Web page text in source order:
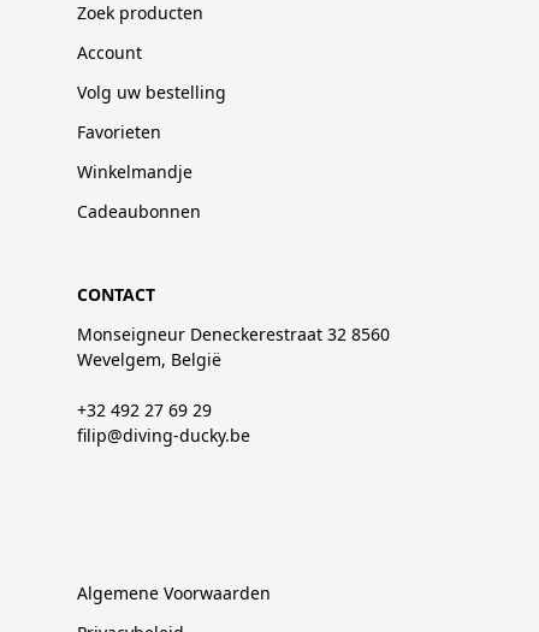
Zoek producten
Account
Volg uw bestelling
Favorieten
Winkelmandje
Cadeaubonnen
CONTACT
Monseigneur Deneckerestraat 32 8560
Wevelgem, België
+32 492 27 69 29
filip@diving-ducky.be
Algemene Voorwaarden